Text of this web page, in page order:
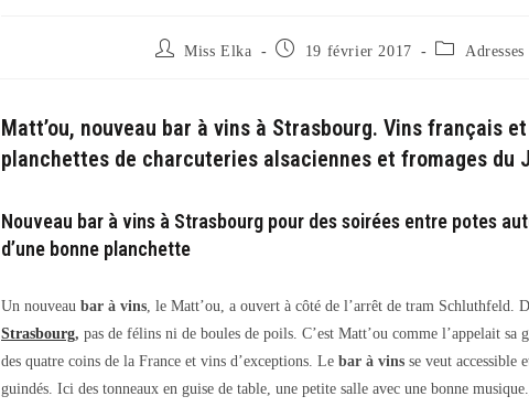
Auteur/autrice
Miss Elka
Publication
19 février 2017
Post Adresses
Matt’ou, nouveau bar à vins à Strasbourg. Vins français
planchettes de charcuteries alsaciennes et fromages du
Nouveau bar à vins à Strasbourg pour des soirées entre potes
d’une bonne planchette
Un nouveau bar à vins, le Matt’ou, a ouvert à côté de l’arrêt de tram Schluthfeld.
Strasbourg, pas de félins ni de boules de poils. C’est Matt’ou comme l’appelait sa
des quatre coins de la France et vins d’exceptions. Le bar à vins se veut accessible
guindés. Ici des tonneaux en guise de table, une petite salle avec une bonne musique.